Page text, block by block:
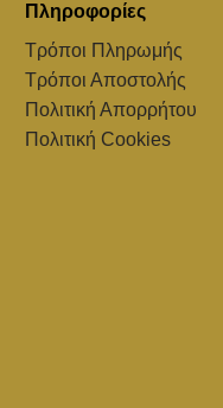
Πληροφορίες
Τρόποι Πληρωμής
Τρόποι Αποστολής
Πολιτική Απορρήτου
Πολιτική Cookies